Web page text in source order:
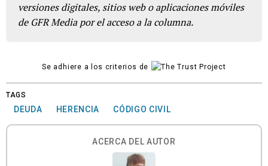
versiones digitales, sitios web o aplicaciones móviles
de GFR Media por el acceso a la columna.
Se adhiere a los criterios de
TAGS
DEUDA HERENCIA CÓDIGO CIVIL
ACERCA DEL AUTOR